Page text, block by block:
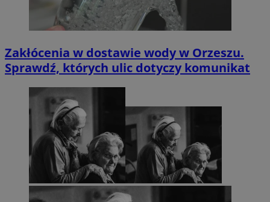
Zakłócenia w dostawie wody w Orzeszu.
Sprawdź, których ulic dotyczy komunikat